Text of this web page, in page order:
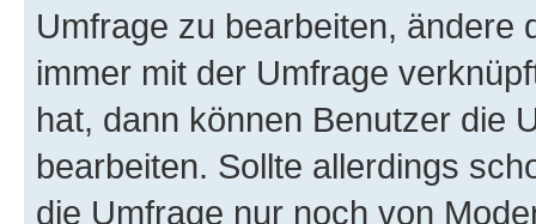
Umfrage zu bearbeiten, ändere
immer mit der Umfrage
hat, dann können Benutzer die
bearbeiten. Sollte allerdings
die Umfrage nur noch von